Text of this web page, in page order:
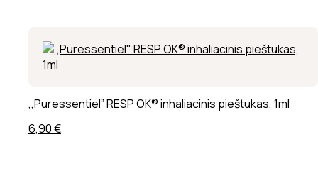
,,Puressentiel” RESP OK® inhaliacinis pieštukas, 1ml
6,90€